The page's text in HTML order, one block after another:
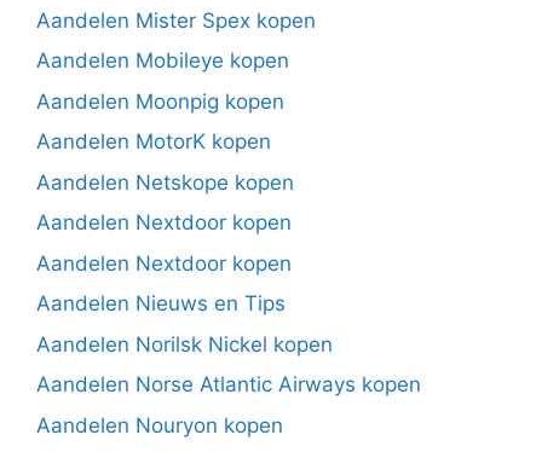
Aandelen Mister Spex kopen
Aandelen Mobileye kopen
Aandelen Moonpig kopen
Aandelen MotorK kopen
Aandelen Netskope kopen
Aandelen Nextdoor kopen
Aandelen Nextdoor kopen
Aandelen Nieuws en Tips
Aandelen Norilsk Nickel kopen
Aandelen Norse Atlantic Airways kopen
Aandelen Nouryon kopen